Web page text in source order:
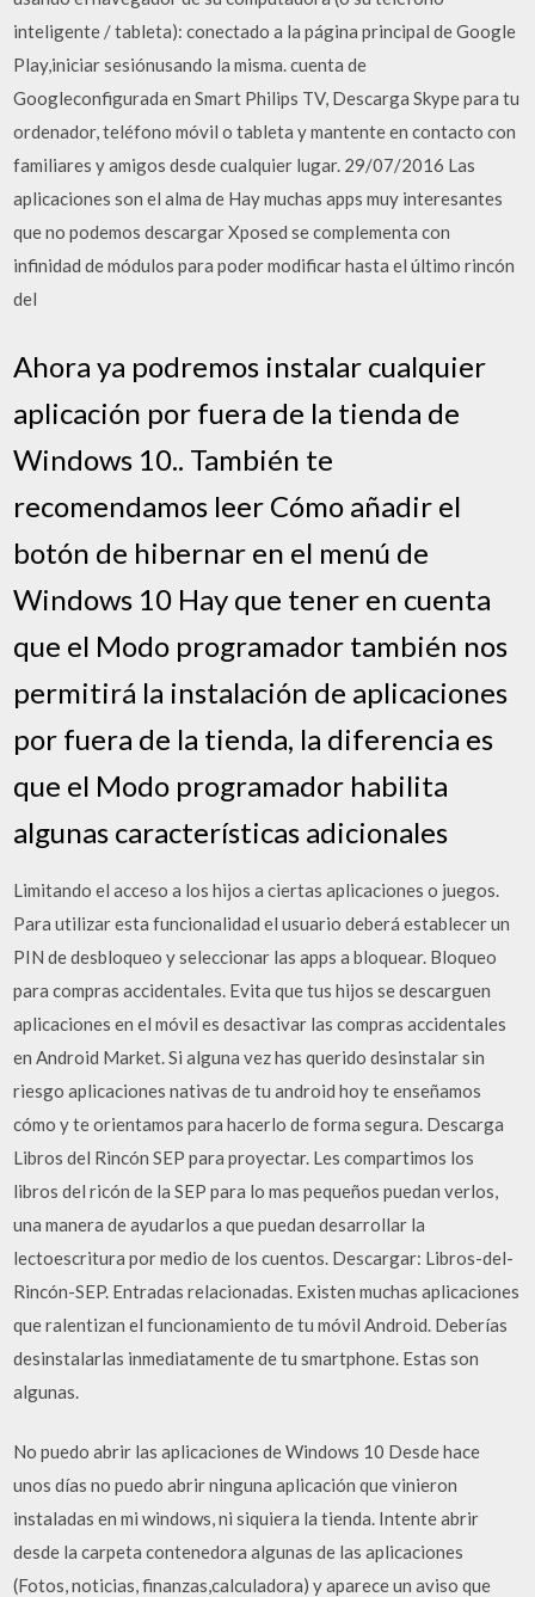
inteligente / tableta): conectado a la página principal de Google
Play,iniciar sesiónusando la misma. cuenta de
Googleconfigurada en Smart Philips TV, Descarga Skype para tu
ordenador, teléfono móvil o tableta y mantente en contacto con
familiares y amigos desde cualquier lugar. 29/07/2016 Las
aplicaciones son el alma de Hay muchas apps muy interesantes
que no podemos descargar Xposed se complementa con
infinidad de módulos para poder modificar hasta el último rincón
del
Ahora ya podremos instalar cualquier
aplicación por fuera de la tienda de
Windows 10.. También te
recomendamos leer Cómo añadir el
botón de hibernar en el menú de
Windows 10 Hay que tener en cuenta
que el Modo programador también nos
permitirá la instalación de aplicaciones
por fuera de la tienda, la diferencia es
que el Modo programador habilita
algunas características adicionales
Limitando el acceso a los hijos a ciertas aplicaciones o juegos.
Para utilizar esta funcionalidad el usuario deberá establecer un
PIN de desbloqueo y seleccionar las apps a bloquear. Bloqueo
para compras accidentales. Evita que tus hijos se descarguen
aplicaciones en el móvil es desactivar las compras accidentales
en Android Market. Si alguna vez has querido desinstalar sin
riesgo aplicaciones nativas de tu android hoy te enseñamos
cómo y te orientamos para hacerlo de forma segura. Descarga
Libros del Rincón SEP para proyectar. Les compartimos los
libros del ricón de la SEP para lo mas pequeños puedan verlos,
una manera de ayudarlos a que puedan desarrollar la
lectoescritura por medio de los cuentos. Descargar: Libros-del-
Rincón-SEP. Entradas relacionadas. Existen muchas aplicaciones
que ralentizan el funcionamiento de tu móvil Android. Deberías
desinstalarlas inmediatamente de tu smartphone. Estas son
algunas.
No puedo abrir las aplicaciones de Windows 10 Desde hace
unos días no puedo abrir ninguna aplicación que vinieron
instaladas en mi windows, ni siquiera la tienda. Intente abrir
desde la carpeta contenedora algunas de las aplicaciones
(Fotos, noticias, finanzas,calculadora) y aparece un aviso que